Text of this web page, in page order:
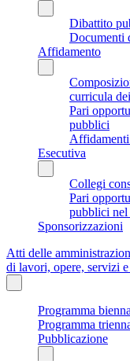
Dibattito
Documenti
Affidamento
curricula
Pari
pubblici
Esecutiva
Collegi
Pari
pubblici
Sponsorizzazioni
Atti delle
di lavori, opere, servizi
Programma
Programma
Pubblicazione